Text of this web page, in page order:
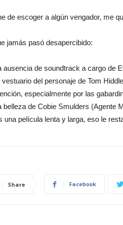
de escoger a algún vengador, me
jamás pasó desapercibido:
ausencia de soundtrack a cargo de
vestuario del personaje de Tom
especialmente por las
belleza de Cobie Smulders (Agente
una película lenta y larga, eso le
Share Facebook